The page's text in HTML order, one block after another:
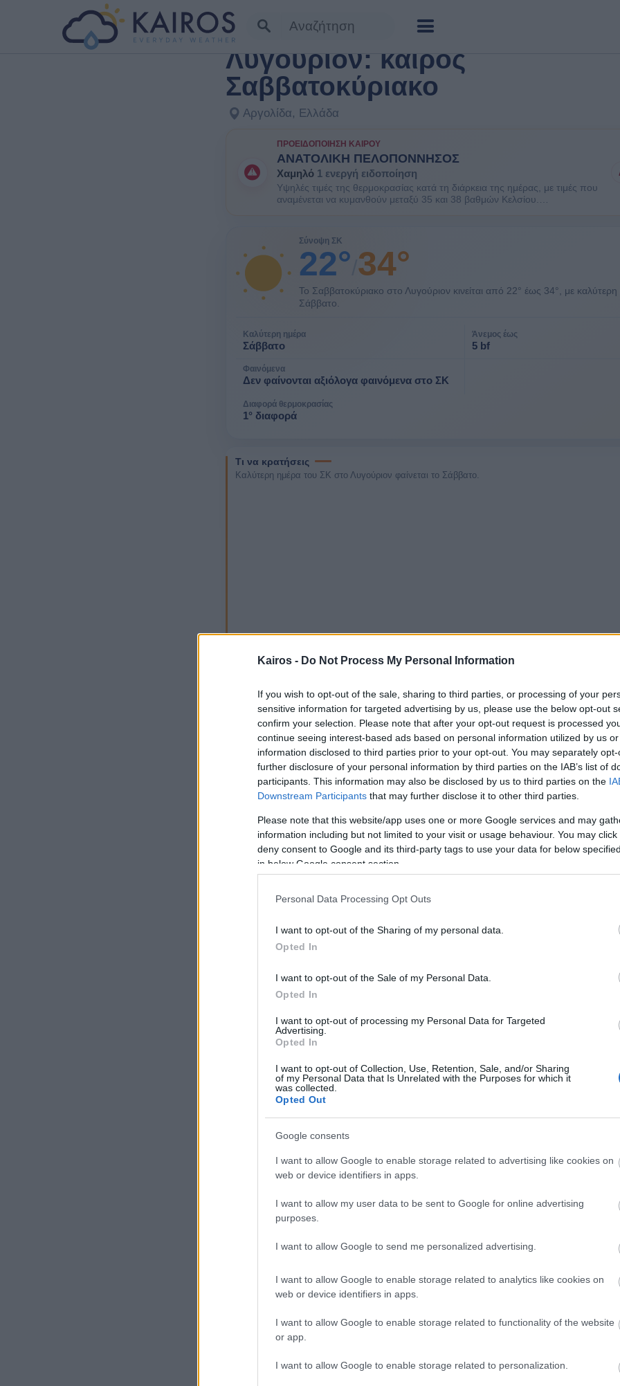
Kairos - Do Not Process My Personal Information
If you wish to opt-out of the sale, sharing to third parties, or processing of your
sensitive information for targeted advertising by us, please use the below opt-out
confirm your selection. Please note that after your opt-out request is processed
continue seeing interest-based ads based on personal information utilized by us
information disclosed to third parties prior to your opt-out. You may separately
further disclosure of your personal information by third parties on the IAB’s list of
participants. This information may also be disclosed by us to third parties on the
Downstream Participants that may further disclose it to other third parties.
Please note that this website/app uses one or more Google services and may
information including but not limited to your visit or usage behaviour. You may
deny consent to Google and its third-party tags to use your data for below
in below Google consent section.
Personal Data Processing Opt Outs
I want to opt-out of the Sharing of my personal data.
Opted In
I want to opt-out of the Sale of my Personal Data.
Opted In
I want to opt-out of processing my Personal Data for Targeted
Advertising.
Opted In
I want to opt-out of Collection, Use, Retention, Sale, and/or Sharing
of my Personal Data that Is Unrelated with the Purposes for which it
was collected.
Opted Out
Google consents
I want to allow Google to enable storage related to advertising like cookies on
web or device identifiers in apps.
I want to allow my user data to be sent to Google for online advertising
purposes.
I want to allow Google to send me personalized advertising.
I want to allow Google to enable storage related to analytics like cookies on
web or device identifiers in apps.
I want to allow Google to enable storage related to functionality of the website
or app.
I want to allow Google to enable storage related to personalization.
Λυγούριον: καιρός
Σαββατοκύριακο
Αργολίδα, Ελλάδα
ΠΡΟΕΙΔΟΠΟΊΗΣΗ ΚΑΙΡΟΎ
ΑΝΑΤΟΛΙΚΗ ΠΕΛΟΠΟΝΝΗΣΟΣ
Χαμηλό 1 ενεργή ειδοποίηση
Υψηλές τιμές της θερμοκρασίας κατά τη διάρκεια της ημέρας, με τιμές που
αναμένεται να κυμανθούν μεταξύ 35 και 38 βαθμών Κελσίου.
Σύνοψη ΣΚ
22° 34°
Το Σαββατοκύριακο στο Λυγούριον κινείται από 22° έως 34°, με
Σάββατο.
Καλύτερη ημέρα
Σάββατο
Άνεμος έως
5 bf
Φαινόμενα
Δεν φαίνονται αξιόλογα φαινόμενα στο ΣΚ
Διαφορά θερμοκρασίας
1° διαφορά
Τι να κρατήσεις
Καλύτερη ημέρα του ΣΚ στο Λυγούριον φαίνεται το Σάββατο.
Η θερμοκρασία δεν αλλάζει σημαντικά ανάμεσα στις δύο ημέρες.
Δεν φαίνονται αξιόλογα φαινόμενα στο ΣΚ
ΣΧΕΤΙΚΌ ΆΡΘΡΟ
Καιρός Σαββατοκύριακο: πώς να συγκρίνεις Σάββατο και Κυριακή
Πώς να συγκρίνεις τον καιρό Σαββάτου και Κυριακής για μετακίνηση, βόλτα ή
δραστηριότητες, κοιτώντας άνεμο, βροχή και θερμοκρασία.
Σύγκριση ΣΚ
Σύνοψη Σαββατοκύριακου στο Λυγούριον
Καλύτερη ημέρα
Σάββατο 1 bf διαφορά
Χωρίς αξιόλογα φαινόμενα
Δεν φαίνονται αξιόλογα φαινόμενα στο ΣΚ Πιο δροσερή ημέρα: Κυριακή
Σάββατο και Κυριακή
22°/34° Καθαρός καιρός
25°33°
Συχνές ερωτήσεις για τον καιρό Σαββατοκύριακο στο Λυγούριον